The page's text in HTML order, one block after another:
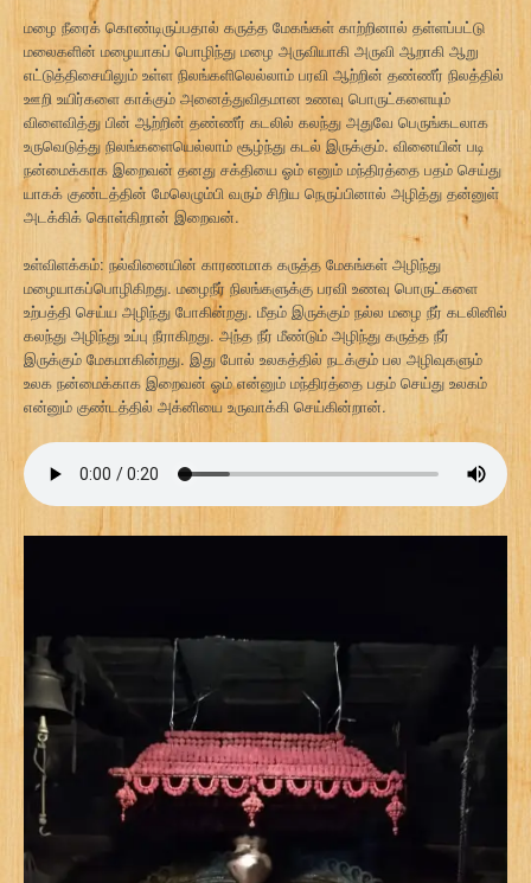
மழை நீரைக் கொண்டிருப்பதால் கருத்த மேகங்கள் காற்றினால் தள்ளப்பட்டு
மலைகளின் மழையாகப் பொழிந்து மழை அருவியாகி அருவி ஆறாகி ஆறு
எட்டுத்திசையிலும் உள்ள நிலங்களிலெல்லாம் பரவி ஆற்றின் தண்ணீர் நிலத்தில்
ஊறி உயிர்களை காக்கும் அனைத்துவிதமான உணவு பொருட்களையும்
விளைவித்து பின் ஆற்றின் தண்ணீர் கடலில் கலந்து அதுவே பெருங்கடலாக
உருவெடுத்து நிலங்களையெல்லாம் சூழ்ந்து கடல் இருக்கும். வினையின் படி
நன்மைக்காக இறைவன் தனது சக்தியை ஓம் எனும் மந்திரத்தை பதம் செய்து
யாகக் குண்டத்தின் மேலெழும்பி வரும் சிறிய நெருப்பினால் அழித்து தன்னுள்
அடக்கிக் கொள்கிறான் இறைவன்.
உள்விளக்கம்: நல்வினையின் காரணமாக கருத்த மேகங்கள் அழிந்து
மழையாகப்பொழிகிறது. மழைநீர் நிலங்களுக்கு பரவி உணவு பொருட்களை
உற்பத்தி செய்ய அழிந்து போகின்றது. மீதம் இருக்கும் நல்ல மழை நீர் கடலினில்
கலந்து அழிந்து உப்பு நீராகிறது. அந்த நீர் மீண்டும் அழிந்து கருத்த நீர்
இருக்கும் மேகமாகின்றது. இது போல் உலகத்தில் நடக்கும் பல அழிவுகளும்
உலக நன்மைக்காக இறைவன் ஓம் என்னும் மந்திரத்தை பதம் செய்து உலகம்
என்னும் குண்டத்தில் அக்னியை உருவாக்கி செய்கின்றான்.